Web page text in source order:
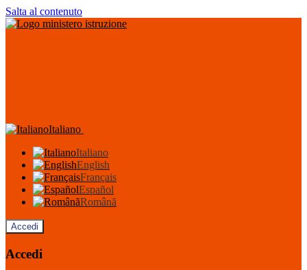
Salta al contenuto
Italiano
Italiano
English
Français
Español
Română
Accedi
Accedi